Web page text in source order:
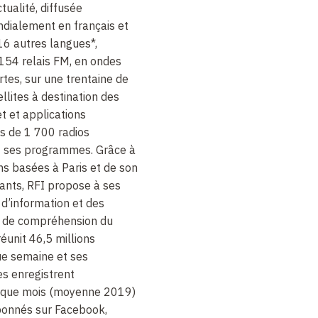
diffusée
en français et
autres langues*,
relais FM, en ondes
sur une trentaine de
à destination des
et applications
de 1 700 radios
programmes. Grâce à
basées à Paris et de son
RFI propose à ses
et des
compréhension du
46,5 millions
semaine et ses
enregistrent
mois (moyenne 2019)
sur Facebook,